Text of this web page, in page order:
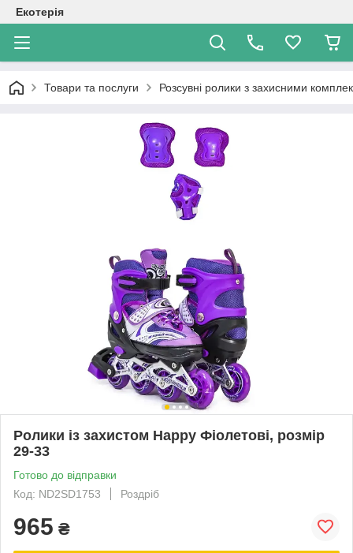
Екотерія
Товари та послуги Розсувні ролики з захисними
Ролики із захистом Happy Фіолетові, розмір
29-33
Готово до відправки
Код: ND2SD1753
Роздріб
965 ₴